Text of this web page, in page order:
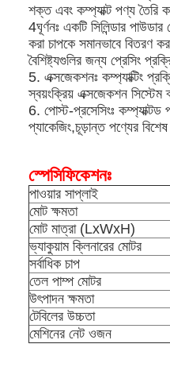
শক্ত এবং কম্প্যাক্ট পণ্য তৈরি
4ঘূর্ণনঃ একটি সিলিন্ডার
করা চাপকে সমানভাবে বিতরণ
বৈশিষ্ট্যগুলির জন্য প্রেসিং
5. এক্সজেকশনঃ কম্প্যাক্টিং
স্বয়ংক্রিয় এক্সজেকশন সিস্টেম
6. পোস্ট-প্রসেসিংঃ কম্প্যাক্টড
প্যাকেজিং,চূড়ান্ত পণ্যের
স্পেসিফিকেশনঃ
পাওয়ার সাপ্লাই
মোট ক্ষমতা
মোট মাত্রা (LxWxH)
ভ্যাকুয়াম ক্লিনারের মোটর
সর্বাধিক চাপ
তেল পাম্প মোটর
উৎপাদন ক্ষমতা
টেবিলের উচ্চতা
মেশিনের নেট ওজন